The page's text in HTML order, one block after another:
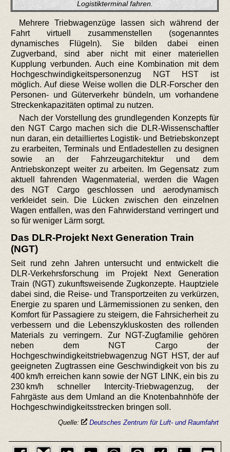
Logistikterminal fahren.
Mehrere Triebwagenzüge lassen sich während der
Fahrt virtuell zusammenstellen (sogenanntes
dynamisches Flügeln). Sie bilden dabei einen
Zugverband, sind aber nicht mit einer materiellen
Kupplung verbunden. Auch eine Kombination mit dem
Hochgeschwindigkeitspersonenzug NGT HST ist
möglich. Auf diese Weise wollen die DLR-Forscher den
Personen- und Güterverkehr bündeln, um vorhandene
Streckenkapazitäten optimal zu nutzen.
Nach der Vorstellung des grundlegenden Konzepts für
den NGT Cargo machen sich die DLR-Wissenschaftler
nun daran, ein detailliertes Logistik- und Betriebskonzept
zu erarbeiten, Terminals und Entladestellen zu designen
sowie an der Fahrzeugarchitektur und dem
Antriebskonzept weiter zu arbeiten. Im Gegensatz zum
aktuell fahrenden Wagenmaterial, werden die Wagen
des NGT Cargo geschlossen und aerodynamisch
verkleidet sein. Die Lücken zwischen den einzelnen
Wagen entfallen, was den Fahrwiderstand verringert und
so für weniger Lärm sorgt.
Das DLR-Projekt Next Generation Train
(NGT)
Seit rund zehn Jahren untersucht und entwickelt die
DLR-Verkehrsforschung im Projekt Next Generation
Train (NGT) zukunftsweisende Zugkonzepte. Hauptziele
dabei sind, die Reise- und Transportzeiten zu verkürzen,
Energie zu sparen und Lärmemissionen zu senken, den
Komfort für Passagiere zu steigern, die Fahrsicherheit zu
verbessern und die Lebenszykluskosten des rollenden
Materials zu verringern. Zur NGT-Zugfamilie gehören
neben dem NGT Cargo der
Hochgeschwindigkeitstriebwagenzug NGT HST, der auf
geeigneten Zugtrassen eine Geschwindigkeit von bis zu
400 km/h erreichen kann sowie der NGT LINK, ein bis zu
230 km/h schneller Intercity-Triebwagenzug, der
Fahrgäste aus dem Umland an die Knotenbahnhöfe der
Hochgeschwindigkeitsstrecken bringen soll.
Quelle: Deutsches Zentrum für Luft- und Raumfahrt